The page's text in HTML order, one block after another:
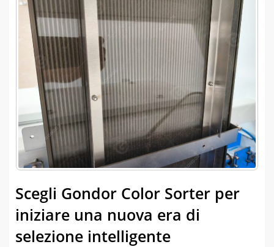
Scegli Gondor Color Sorter per
iniziare una nuova era di
selezione intelligente